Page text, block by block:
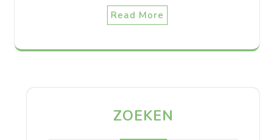
Read More
ZOEKEN